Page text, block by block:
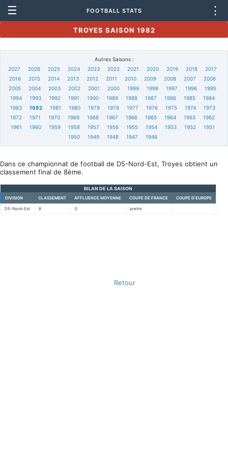
☰ FOOTBALL STATS ⋮
TROYES SAISON 1982
Autres Saisons :
2027
2026 2025 2024 2023 2022 2021 2020 2019 2018
2017
2016
2015 2014 2013 2012 2011 2010 2009 2008 2007
2006
2005
2004 2003 2002 2001 2000 1999 1998 1997 1996
1995
1994
1993 1992 1991 1990 1989 1988 1987 1986 1985
1984
1983
1982 1981 1980 1979 1978 1977 1976 1975 1974
1973
1972
1971 1970 1969 1968 1967 1966 1965 1964 1963
1962
1961
1960 1959 1958 1957 1956 1955 1954 1953 1952
1951
1950
1949 1948 1947 1946
Dans ce championnat de football de D5-Nord-Est, Troyes obtient un
classement final de 8ème.
BILAN DE LA SAISON
DIVISION CLASSEMENT AFFLUENCE MOYENNE COUPE DE FRANCE COUPE D'EUROPE
D5-Nord-Est 8 0 prelim
Retour